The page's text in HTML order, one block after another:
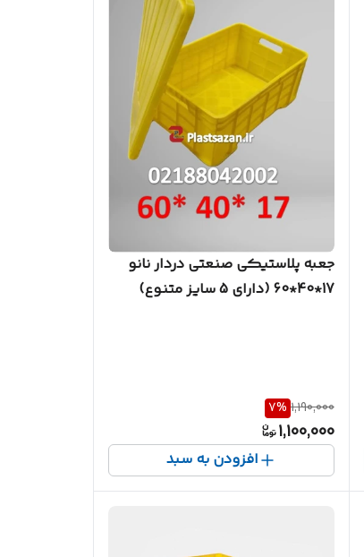
جعبه پلاستیکی صنعتی دردار نانو
17*40*60 (دارای 5 سایز متنوع)
1,190,000
7%
1,100,000
افزودن به سبد